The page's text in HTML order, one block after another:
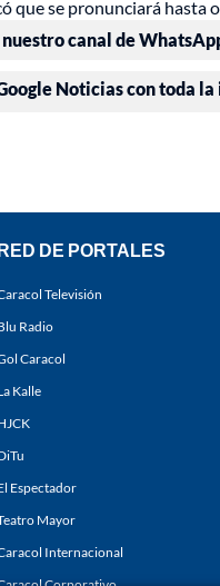
que se pronunciará hasta
canal de
Noticias con toda
DE PORTALES
Televisión
Radio
Caracol
Kalle
Espectador
Mayor
Internacional